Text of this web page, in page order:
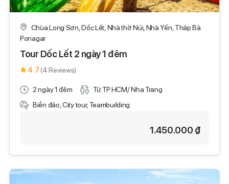
Chùa Long Sơn, Dốc Lết, Nhà thờ Núi, Nhà Yến, Tháp Bà
Ponagar
Tour Dốc Lết 2 ngày 1 đêm
4.7 (4 Reviews)
2 ngày 1 đêm
Từ TP.HCM/ Nha Trang
Biển đảo, City tour, Teambuilding
1.450.000 ₫